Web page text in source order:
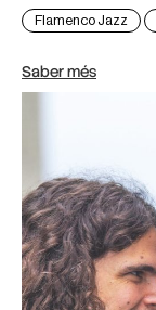
Flamenco Jazz
Saber més